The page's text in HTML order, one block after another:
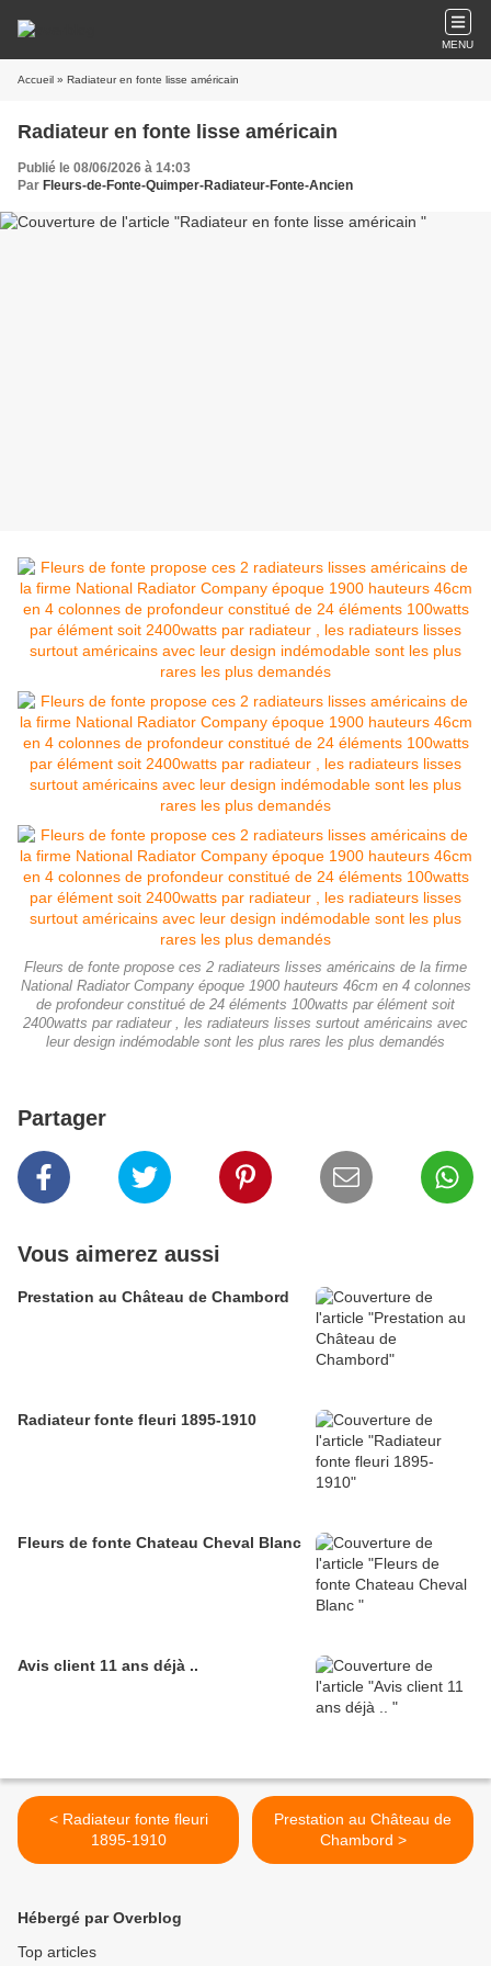
MENU
Accueil » Radiateur en fonte lisse américain
Radiateur en fonte lisse américain
Publié le 08/06/2026 à 14:03
Par Fleurs-de-Fonte-Quimper-Radiateur-Fonte-Ancien
Fleurs de fonte propose ces 2 radiateurs lisses américains de la firme
National Radiator Company époque 1900 hauteurs 46cm en 4 colonnes
de profondeur constitué de 24 éléments 100watts par élément soit
2400watts par radiateur , les radiateurs lisses surtout américains avec
leur design indémodable sont les plus rares les plus demandés
Partager
Vous aimerez aussi
Prestation au Château de Chambord
Radiateur fonte fleuri 1895-1910
Fleurs de fonte Chateau Cheval Blanc
Avis client 11 ans déjà ..
< Radiateur fonte fleuri
1895-1910
Prestation au Château de
Chambord >
Hébergé par Overblog
Top articles